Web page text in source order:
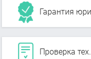
Гарантия
Проверка